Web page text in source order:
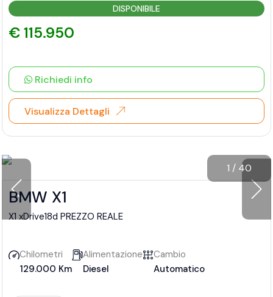
DISPONIBILE
€ 115.950
Richiedi info
Visualizza Dettagli
1 / 40
BMW X1
X1 xDrive18d PREZZO REALE
Chilometri
129.000 Km
Alimentazione
Diesel
Cambio
Automatico